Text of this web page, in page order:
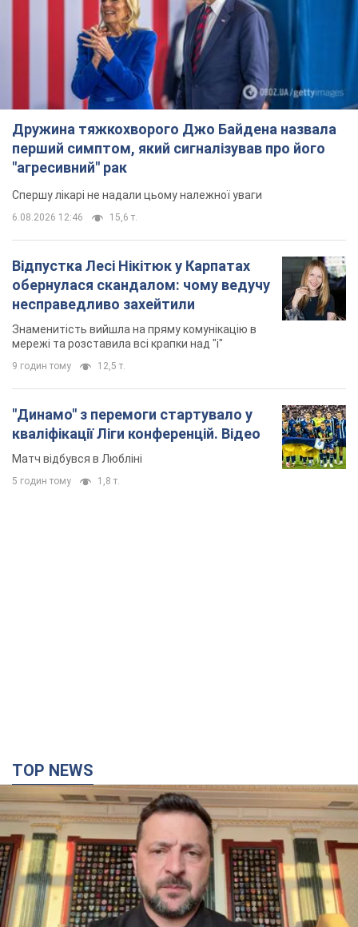
Дружина тяжкохворого Джо Байдена назвала
перший симптом, який сигналізував про його
"агресивний" рак
Спершу лікарі не надали цьому належної уваги
6.08.2026 12:46 15,6 т.
Відпустка Лесі Нікітюк у Карпатах
обернулася скандалом: чому ведучу
несправедливо захейтили
Знаменитість вийшла на пряму комунікацію в
мережі та розставила всі крапки над "і"
9 годин тому 12,5 т.
"Динамо" з перемоги стартувало у
кваліфікації Ліги конференцій. Відео
Матч відбувся в Любліні
5 годин тому 1,8 т.
TOP NEWS